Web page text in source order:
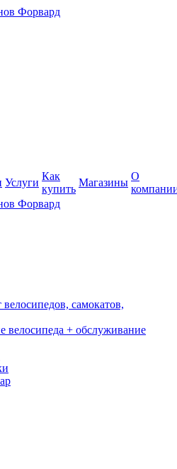
Услуги
Как
купить
Магазины
О
самокатов,
велосипеда + обслуживание